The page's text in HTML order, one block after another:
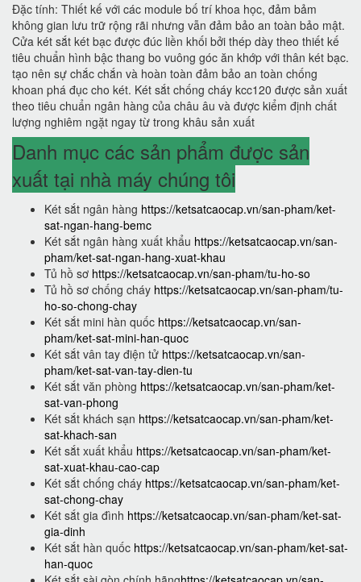
Đặc tính: Thiết kế với các module bố trí khoa học, đảm bảm
không gian lưu trữ rộng rãi nhưng vẫn đảm bảo an toàn bảo mật.
Cửa két sắt két bạc được đúc liền khối bởi thép dày theo thiết kế
tiêu chuẩn hình bậc thang bo vuông góc ăn khớp với thân két bạc.
tạo nên sự chắc chắn và hoàn toàn đảm bảo an toàn chống
khoan phá đục cho két. Két sắt chống cháy kcc120 được sản xuất
theo tiêu chuẩn ngân hàng của châu âu và được kiểm định chất
lượng nghiêm ngặt ngay từ trong khâu sản xuất
Danh mục các sản phẩm được sản
xuất tại nhà máy chúng tôi
Két sắt ngân hàng https://ketsatcaocap.vn/san-pham/ket-
sat-ngan-hang-bemc
Két sắt ngân hàng xuất khẩu https://ketsatcaocap.vn/san-
pham/ket-sat-ngan-hang-xuat-khau
Tủ hồ sơ https://ketsatcaocap.vn/san-pham/tu-ho-so
Tủ hồ sơ chống cháy https://ketsatcaocap.vn/san-pham/tu-
ho-so-chong-chay
Két sắt mini hàn quốc https://ketsatcaocap.vn/san-
pham/ket-sat-mini-han-quoc
Két sắt vân tay điện tử https://ketsatcaocap.vn/san-
pham/ket-sat-van-tay-dien-tu
Két sắt văn phòng https://ketsatcaocap.vn/san-pham/ket-
sat-van-phong
Két sắt khách sạn https://ketsatcaocap.vn/san-pham/ket-
sat-khach-san
Két sắt xuất khẩu https://ketsatcaocap.vn/san-pham/ket-
sat-xuat-khau-cao-cap
Két sắt chống cháy https://ketsatcaocap.vn/san-pham/ket-
sat-chong-chay
Két sắt gia đình https://ketsatcaocap.vn/san-pham/ket-sat-
gia-dinh
Két sắt hàn quốc https://ketsatcaocap.vn/san-pham/ket-sat-
han-quoc